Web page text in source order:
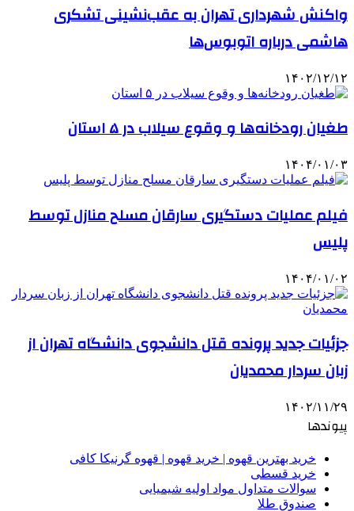
واکنش شهرداری تهران به عقب‌نشینی تشکری
هاشمی درباره اتوبوس‌ها
۱۴۰۲/۱۲/۱۲
طغیان رودخانه‌ها و وقوع سیلاب در ۵ استان
۱۴۰۴/۰۱/۰۳
فیلم عملیات دستگیری سارقان مسلح منازل توسط
پلیس
۱۴۰۴/۰۱/۰۲
جزئیات جدید پرونده قتل دانشجوی دانشگاه تهران از
زبان سردار محمدیان
۱۴۰۲/۱۱/۲۹
پیوندها
خرید بهترین قهوه | خرید قهوه | قهوه گرنیکا کافی
خرید قسطی
سوالات متداول مواد اولیه شیمیایی
صندوق طلا